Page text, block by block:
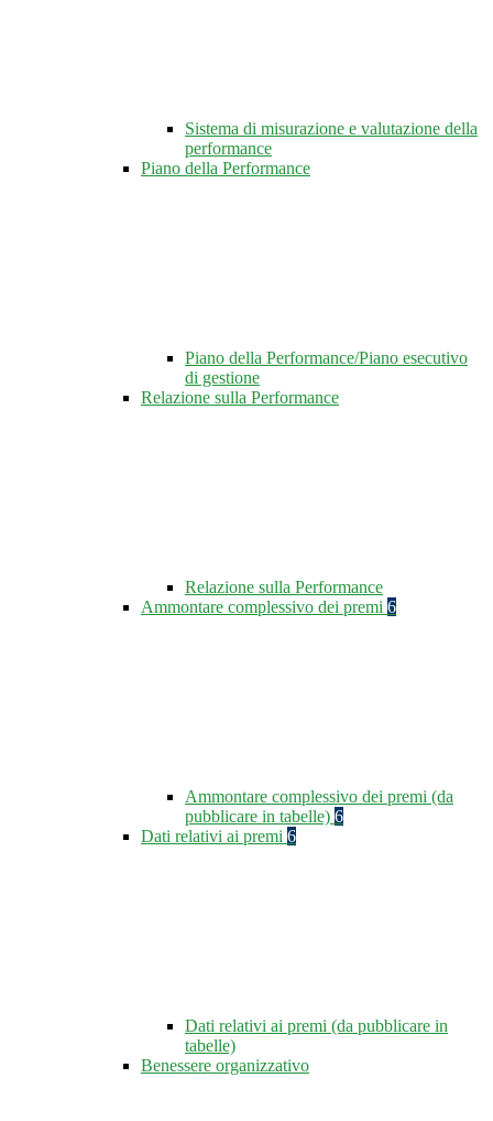
Sistema di misurazione e valutazione della
performance
Piano della Performance
Piano della Performance/Piano esecutivo
di gestione
Relazione sulla Performance
Relazione sulla Performance
Ammontare complessivo dei premi 6
Ammontare complessivo dei premi (da
pubblicare in tabelle) 6
Dati relativi ai premi 6
Dati relativi ai premi (da pubblicare in
tabelle)
Benessere organizzativo